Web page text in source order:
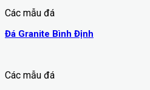
Các mẫu đá
Đá Granite Bình Định
Các mẫu đá